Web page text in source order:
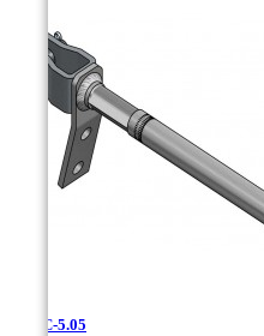
UDAC-5.05